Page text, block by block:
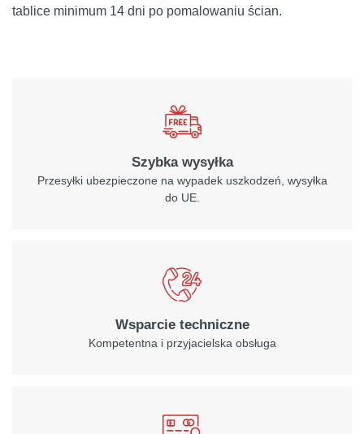
tablice minimum 14 dni po pomalowaniu ścian.
Szybka wysyłka
Przesyłki ubezpieczone na wypadek uszkodzeń, wysyłka
do UE.
Wsparcie techniczne
Kompetentna i przyjacielska obsługa